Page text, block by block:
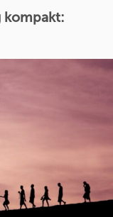
kompakt: